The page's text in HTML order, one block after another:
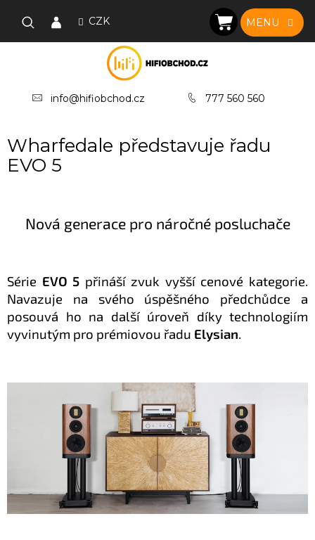
CZK
info@hifiobchod.cz 777 560 560
NÁKUPNÍ
KOŠÍK
Wharfedale představuje řadu
EVO 5
Nová generace pro náročné posluchače
Série EVO 5 přináší zvuk vyšší cenové kategorie.
Navazuje na svého úspěšného předchůdce a
posouvá ho na další úroveň díky technologiím
vyvinutým pro prémiovou řadu Elysian.